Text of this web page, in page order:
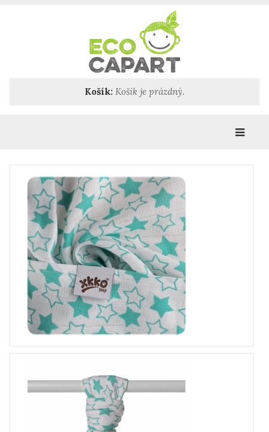
Košík: Košík je prázdný.